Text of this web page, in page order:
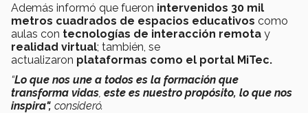
Además informó que fueron intervenidos 30 mil
metros cuadrados de espacios educativos como
aulas con tecnologías de interacción remota y
realidad virtual; también, se
actualizaron plataformas como el portal MiTec.
“Lo que nos une a todos es la formación que
transforma vidas este es nuestro propósito, lo que nos
inspira", consideró.